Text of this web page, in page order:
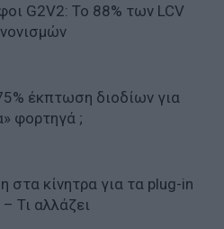
G2V2: Το 88% των LCV
έκπτωση διοδίων για
φορτηγά ;
στα κίνητρα για τα plug-in
Τι αλλάζει